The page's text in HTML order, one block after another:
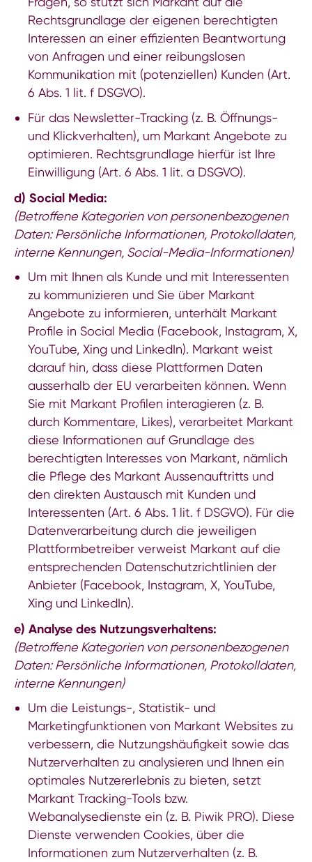
Rechtsgrundlage der eigenen berechtigten
Interessen an einer effizienten Beantwortung
von Anfragen und einer reibungslosen
Kommunikation mit (potenziellen) Kunden (Art.
6 Abs. 1 lit. f DSGVO).
Für das Newsletter-Tracking (z. B. Öffnungs-
und Klickverhalten), um Markant Angebote zu
optimieren. Rechtsgrundlage hierfür ist Ihre
Einwilligung (Art. 6 Abs. 1 lit. a DSGVO).
d) Social Media:
(Betroffene Kategorien von personenbezogenen
Daten: Persönliche Informationen, Protokolldaten,
interne Kennungen, Social-Media-Informationen)
Um mit Ihnen als Kunde und mit Interessenten
zu kommunizieren und Sie über Markant
Angebote zu informieren, unterhält Markant
Profile in Social Media (Facebook, Instagram, X,
YouTube, Xing und LinkedIn). Markant weist
darauf hin, dass diese Plattformen Daten
ausserhalb der EU verarbeiten können. Wenn
Sie mit Markant Profilen interagieren (z. B.
durch Kommentare, Likes), verarbeitet Markant
diese Informationen auf Grundlage des
berechtigten Interesses von Markant, nämlich
die Pflege des Markant Aussenauftritts und
den direkten Austausch mit Kunden und
Interessenten (Art. 6 Abs. 1 lit. f DSGVO). Für die
Datenverarbeitung durch die jeweiligen
Plattformbetreiber verweist Markant auf die
entsprechenden Datenschutzrichtlinien der
Anbieter (Facebook, Instagram, X, YouTube,
Xingund LinkedIn).
e) Analyse des Nutzungsverhaltens:
(Betroffene Kategorien von personenbezogenen
Daten: Persönliche Informationen, Protokolldaten,
interne Kennungen)
Um die Leistungs-, Statistik- und
Marketingfunktionen von Markant Websites zu
verbessern, die Nutzungshäufigkeit sowie das
Nutzerverhalten zu analysieren und Ihnen ein
optimales Nutzererlebnis zu bieten, setzt
Markant Tracking-Tools bzw.
Webanalysedienste ein (z. B. Piwik PRO). Diese
Dienste verwenden Cookies, über die
Informationen zum Nutzerverhalten (z. B.